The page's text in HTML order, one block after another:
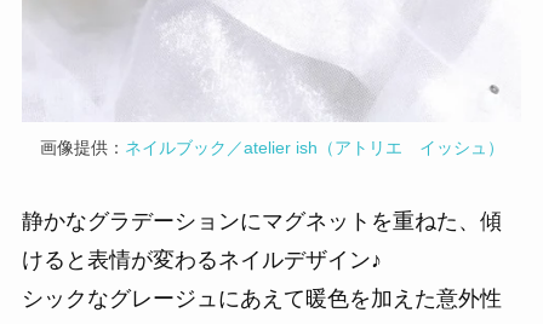
画像提供： ネイルブック／atelier ish（アトリエ イッシュ）
静かなグラデーションにマグネットを重ねた、傾
けると表情が変わるネイルデザイン♪
シックなグレージュにあえて暖色を加えた意外性